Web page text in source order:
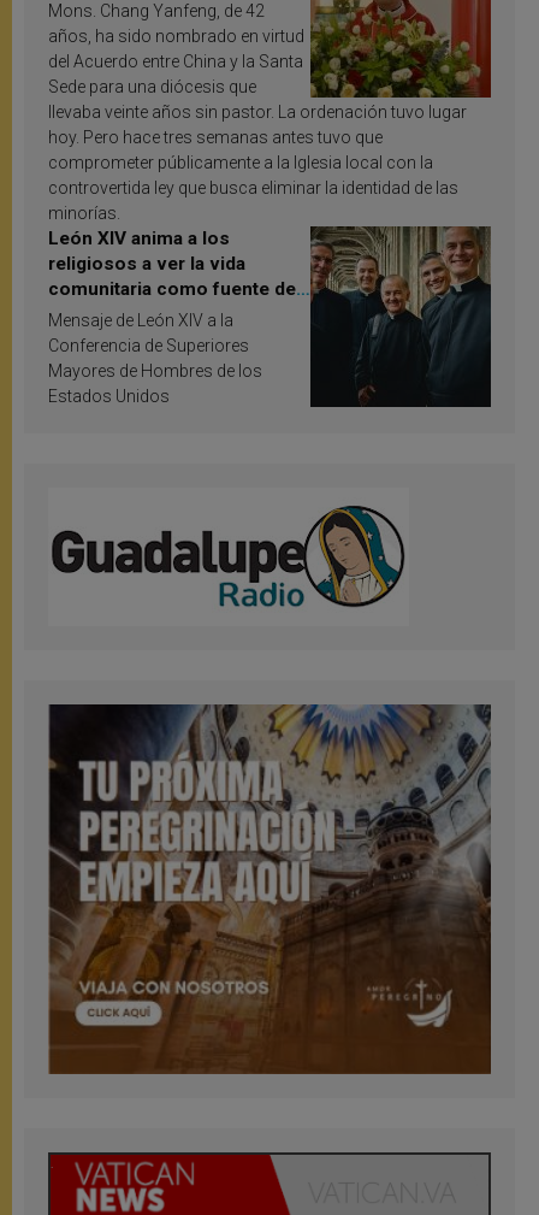
Mons. Chang Yanfeng, de 42
años, ha sido nombrado en virtud
del Acuerdo entre China y la Santa
Sede para una diócesis que
llevaba veinte años sin pastor. La ordenación tuvo lugar
hoy. Pero hace tres semanas antes tuvo que
comprometer públicamente a la Iglesia local con la
controvertida ley que busca eliminar la identidad de las
minorías.
León XIV anima a los
religiosos a ver la vida
comunitaria como fuente de
inspiración y santificación
Mensaje de León XIV a la
Conferencia de Superiores
Mayores de Hombres de los
Estados Unidos